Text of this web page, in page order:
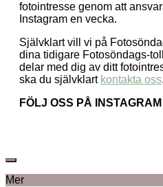
fotointresse genom att
Instagram en vecka.
Självklart vill vi på
dina tidigare Fotosöndags-
delar med dig av ditt
ska du självklart kontakta oss.
FÖLJ OSS PÅ INSTAGRAM
Mer